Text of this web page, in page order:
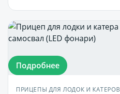
Подробнее
ПРИЦЕПЫ ДЛЯ ЛОДОК И КАТЕРОВ